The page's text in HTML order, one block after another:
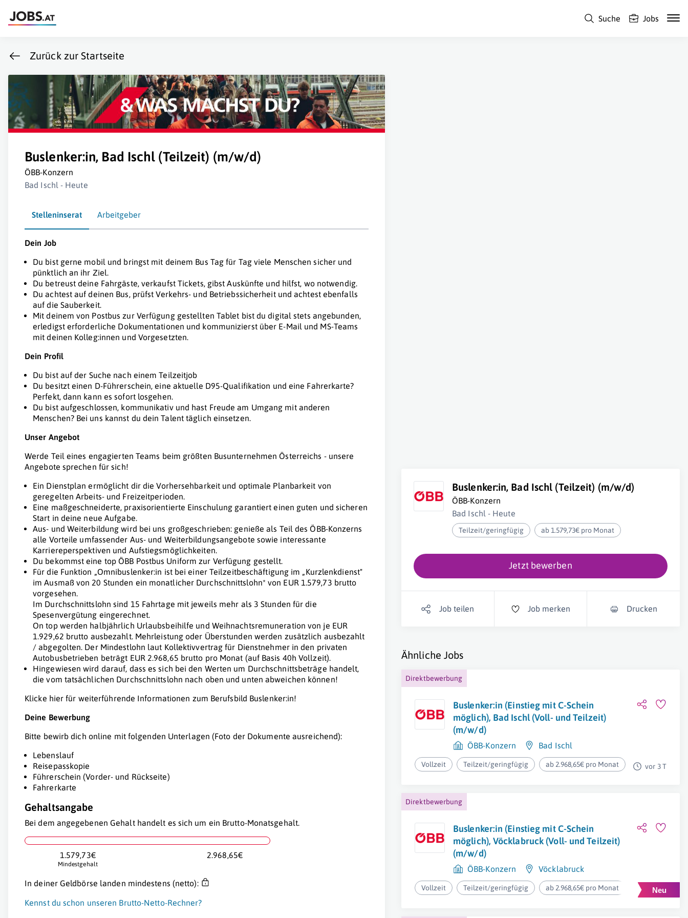
Suche Jobs
Zurück zur Startseite
Buslenker:in, Bad Ischl (Teilzeit) (m/w/d)
ÖBB-Konzern
Bad Ischl - Heute
Stelleninserat Arbeitgeber
Dein Job
Du bist gerne mobil und bringst mit deinem Bus Tag für Tag viele Menschen sicher und
pünktlich an ihr Ziel.
Du betreust deine Fahrgäste, verkaufst Tickets, gibst Auskünfte und hilfst, wo notwendig.
Du achtest auf deinen Bus, prüfst Verkehrs- und Betriebssicherheit und achtest ebenfalls
auf die Sauberkeit.
Mit deinem von Postbus zur Verfügung gestellten Tablet bist du digital stets angebunden,
erledigst erforderliche Dokumentationen und kommunizierst über E-Mail und MS-Teams
mit deinen Kolleg:innen und Vorgesetzten.
Dein Profil
Du bist auf der Suche nach einem Teilzeitjob
Du besitzt einen D-Führerschein, eine aktuelle D95-Qualifikation und eine Fahrerkarte?
Perfekt, dann kann es sofort losgehen.
Du bist aufgeschlossen, kommunikativ und hast Freude am Umgang mit anderen
Menschen? Bei uns kannst du dein Talent täglich einsetzen.
Unser Angebot
Werde Teil eines engagierten Teams beim größten Busunternehmen Österreichs - unsere
Angebote sprechen für sich!
Ein Dienstplan ermöglicht dir die Vorhersehbarkeit und optimale Planbarkeit von
geregelten Arbeits- und Freizeitperioden.
Eine maßgeschneiderte, praxisorientierte Einschulung garantiert einen guten und sicheren
Start in deine neue Aufgabe.
Aus- und Weiterbildung wird bei uns großgeschrieben: genieße als Teil des ÖBB-Konzerns
alle Vorteile umfassender Aus- und Weiterbildungsangebote sowie interessante
Karriereperspektiven und Aufstiegsmöglichkeiten.
Du bekommst eine top ÖBB Postbus Uniform zur Verfügung gestellt.
Für die Funktion „Omnibuslenker:in ist bei einer Teilzeitbeschäftigung im „Kurzlenkdienst"
im Ausmaß von 20 Stunden ein monatlicher Durchschnittslohn* von EUR 1.579,73 brutto
vorgesehen.
Im Durchschnittslohn sind 15 Fahrtage mit jeweils mehr als 3 Stunden für die
Spesenvergütung eingerechnet.
On top werden halbjährlich Urlaubsbeihilfe und Weihnachtsremuneration von je EUR
1.929,62 brutto ausbezahlt. Mehrleistung oder Überstunden werden zusätzlich ausbezahlt
/ abgegolten. Der Mindestlohn laut Kollektivvertrag für Dienstnehmer in den privaten
Autobusbetrieben beträgt EUR 2.968,65 brutto pro Monat (auf Basis 40h Vollzeit).
Hingewiesen wird darauf, dass es sich bei den Werten um Durchschnittsbeträge handelt,
die vom tatsächlichen Durchschnittslohn nach oben und unten abweichen können!
Klicke hier für weiterführende Informationen zum Berufsbild Buslenker:in!
Deine Bewerbung
Bitte bewirb dich online mit folgenden Unterlagen (Foto der Dokumente ausreichend):
Lebenslauf
Reisepasskopie
Führerschein (Vorder- und Rückseite)
Fahrerkarte
Gehaltsangabe
Bei dem angegebenen Gehalt handelt es sich um ein Brutto-Monatsgehalt.
1.579,73€
Mindestgehalt
2.968,65€
In deiner Geldbörse landen mindestens (netto):
Kennst du schon unseren Brutto-Netto-Rechner?
Buslenker:in, Bad Ischl (Teilzeit) (m/w/d)
ÖBB-Konzern
Bad Ischl - Heute
Teilzeit/geringfügig ab 1.579,73€ pro Monat
Jetzt bewerben
Job teilen Job merken Drucken
Ähnliche Jobs
Direktbewerbung
Buslenker:in (Einstieg mit C-Schein
möglich), Bad Ischl (Voll- und Teilzeit)
(m/w/d)
ÖBB-Konzern Bad Ischl
Vollzeit Teilzeit/geringfügig ab 2.968,65€ pro Monat vor 3 T
Direktbewerbung
Buslenker:in (Einstieg mit C-Schein
möglich), Vöcklabruck (Voll- und Teilzeit)
(m/w/d)
ÖBB-Konzern Vöcklabruck
Vollzeit Teilzeit/geringfügig ab 2.968,65€ pro Monat